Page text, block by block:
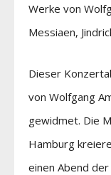
Werke von
Messiaen,
Dieser
von Wolfgang
gewidmet. Die
Hamburg
einen Abend